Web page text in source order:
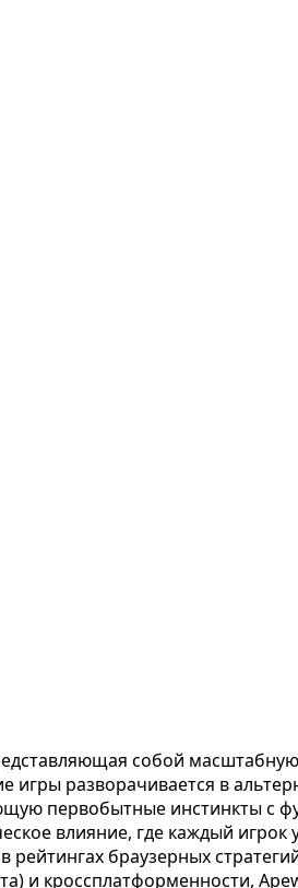
собой
игры разворачивается в
первобытные инстинкты с
влияние, где каждый
браузерных
и кроссплатформенности,